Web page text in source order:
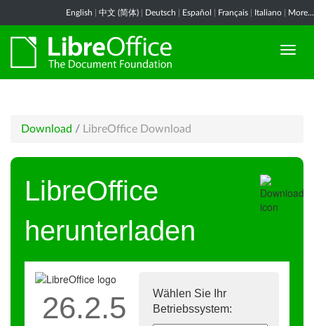
English 中文 (简体) Deutsch Español Français Italiano More...
Download / LibreOffice Download
LibreOffice
herunterladen
Wählen Sie Ihr
Betriebssystem:
26.2.5